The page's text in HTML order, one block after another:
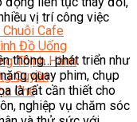
Cafe
Đồ Uống
Thịnh Hành
Quyền
Chế
vị trí công việc
thông… phát triển như
quay phim, chụp
là rất cần thiết cho
nghiệp vụ chăm sóc